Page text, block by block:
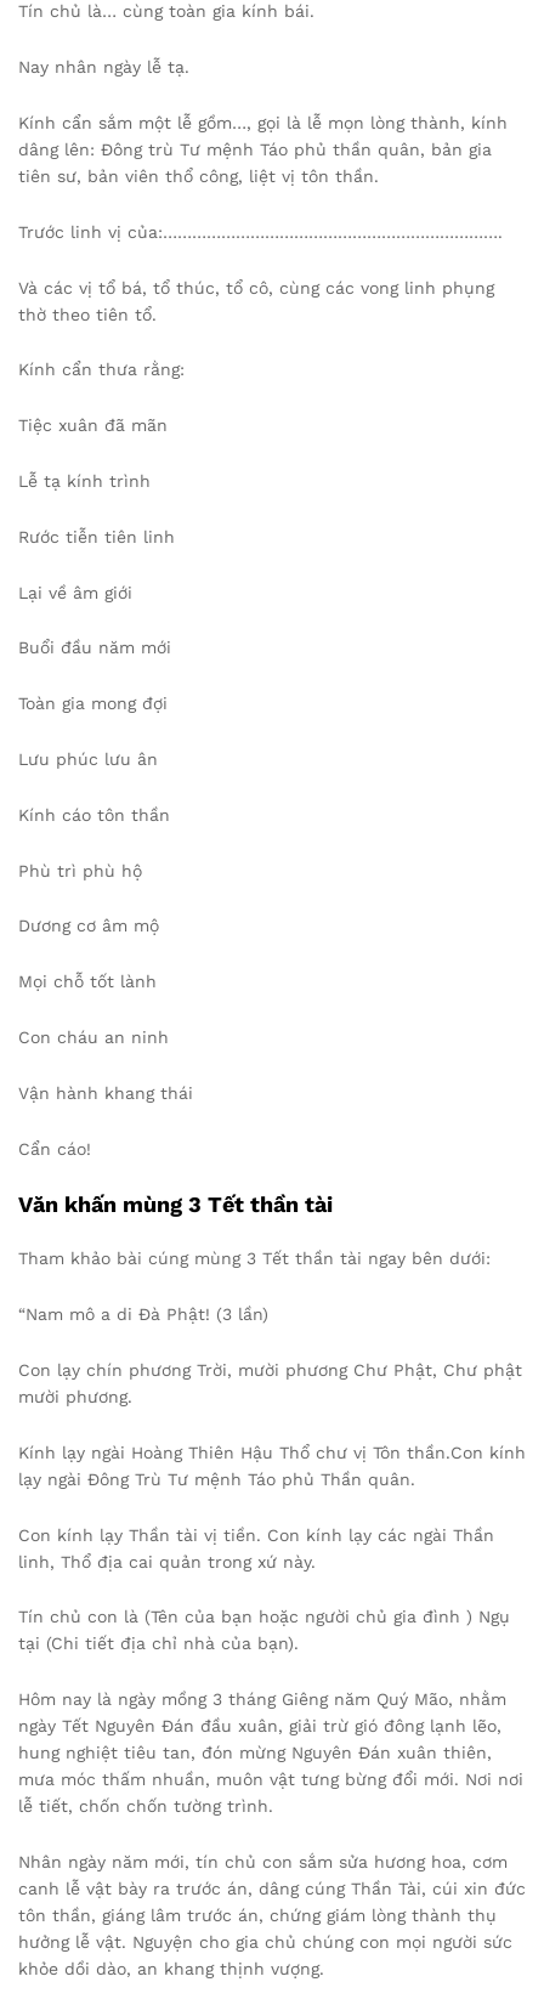
Tín chủ là… cùng toàn gia kính bái.
Nay nhân ngày lễ tạ.
Kính cẩn sắm một lễ gồm…, gọi là lễ mọn lòng thành, kính
dâng lên: Đông trù Tư mệnh Táo phủ thần quân, bản gia
tiên sư, bản viên thổ công, liệt vị tôn thần.
Trước linh vị của:…………………………………………………………….
Và các vị tổ bá, tổ thúc, tổ cô, cùng các vong linh phụng
thờ theo tiên tổ.
Kính cẩn thưa rằng:
Tiệc xuân đã mãn
Lễ tạ kính trình
Rước tiễn tiên linh
Lại về âm giới
Buổi đầu năm mới
Toàn gia mong đợi
Lưu phúc lưu ân
Kính cáo tôn thần
Phù trì phù hộ
Dương cơ âm mộ
Mọi chỗ tốt lành
Con cháu an ninh
Vận hành khang thái
Cẩn cáo!
Văn khấn mùng 3 Tết thần tài
Tham khảo bài cúng mùng 3 Tết thần tài ngay bên dưới:
“Nam mô a di Đà Phật! (3 lần)
Con lạy chín phương Trời, mười phương Chư Phật, Chư phật
mười phương.
Kính lạy ngài Hoàng Thiên Hậu Thổ chư vị Tôn thần.Con kính
lạy ngài Đông Trù Tư mệnh Táo phủ Thần quân.
Con kính lạy Thần tài vị tiền. Con kính lạy các ngài Thần
linh, Thổ địa cai quản trong xứ này.
Tín chủ con là (Tên của bạn hoặc người chủ gia đình ) Ngụ
tại (Chi tiết địa chỉ nhà của bạn).
Hôm nay là ngày mồng 3 tháng Giêng năm Quý Mão, nhằm
ngày Tết Nguyên Đán đầu xuân, giải trừ gió đông lạnh lẽo,
hung nghiệt tiêu tan, đón mừng Nguyên Đán xuân thiên,
mưa móc thấm nhuần, muôn vật tưng bừng đổi mới. Nơi nơi
lễ tiết, chốn chốn tường trình.
Nhân ngày năm mới, tín chủ con sắm sửa hương hoa, cơm
canh lễ vật bày ra trước án, dâng cúng Thần Tài, cúi xin đức
tôn thần, giáng lâm trước án, chứng giám lòng thành thụ
hưởng lễ vật. Nguyện cho gia chủ chúng con mọi người sức
khỏe dồi dào, an khang thịnh vượng.